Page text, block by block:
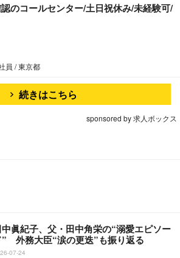
のコールセンター/土日祝休み/未経験可/
員 / 東京都
続きはこちら
sponsored by 求人ボックス
中眞紀子、父・田中角栄の“溺愛エピソー
” 外務大臣“涙の更迭”も振り返る
07-24